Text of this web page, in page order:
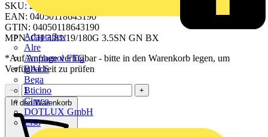
Adaptaflex
Alre
Amphenol FTG
BALS
Bega
Bticino
Cimco
DOTLUX GmbH
Elso
SKU: 2643780000
EAN: 04050118643190
GTIN: 04050118643190
MPN: CH 3.81/19/180G 3.5SN GN BX
*Auf Anfrage verfügbar - bitte in den Warenkorb legen, um
Verfügbarkeit zu prüfen
−
+
In den Warenkorb